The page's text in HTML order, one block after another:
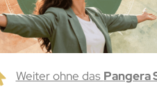
Weiter ohne das Pangera